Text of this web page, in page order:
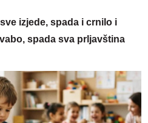
izjede, spada i crnilo i
spada sva prljavština